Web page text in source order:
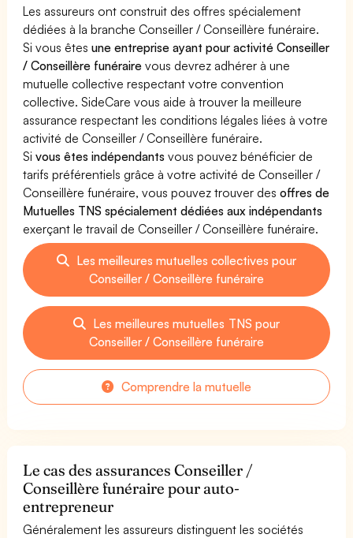
Les assureurs ont construit des offres spécialement
dédiées à la branche Conseiller / Conseillère funéraire.
Si vous êtesune entreprise ayant pour activité Conseiller
/ Conseillère funéraire vous devrez adhérer à une
mutuelle collective respectant votre convention
collective. SideCare vous aide à trouver la meilleure
assurance respectant les conditions légales liées à votre
activité de Conseiller / Conseillère funéraire.
Sivous êtes indépendants vous pouvez bénéficier de
tarifs préférentiels grâce à votre activité de Conseiller /
Conseillère funéraire, vous pouvez trouver desoffres de
Mutuelles TNS spécialement dédiées aux indépendants
exerçant le travail de Conseiller / Conseillère funéraire.
Les meilleures mutuelles collectives pour
Conseiller / Conseillère funéraire
Les meilleures mutuelles TNS pour
Conseiller / Conseillère funéraire
Comprendre la mutuelle
Le cas des assurances Conseiller /
Conseillère funéraire pour auto-
entrepreneur
Généralement les assureurs distinguent les sociétés